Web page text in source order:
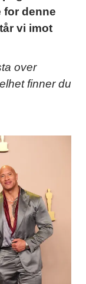
for denne
vi imot
over
finner du